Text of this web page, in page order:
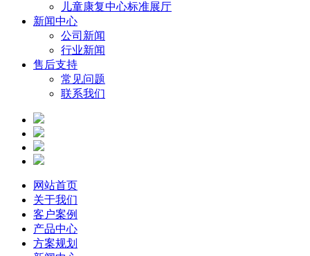
儿童康复中心标准展厅
新闻中心
公司新闻
行业新闻
售后支持
常见问题
联系我们
网站首页
关于我们
客户案例
产品中心
方案规划